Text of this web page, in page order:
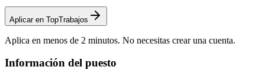
Aplicar en TopTrabajos
Aplica en menos de 2 minutos. No necesitas crear una cuenta.
Información del puesto